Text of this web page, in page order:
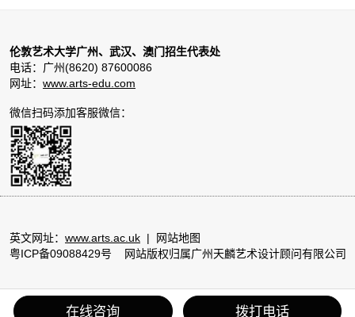
伦敦艺术大学广州、武汉、澳门招生代表处
电话：广州(8620) 87600086
网址： www.arts-edu.com
微信扫码添加客服微信：
英文网址： www.arts.ac.uk |
网站地图
粤ICP备09088429号 网站版权归属广州天麟艺术设计顾问有限公司
回到顶部
在线咨询 拨打电话